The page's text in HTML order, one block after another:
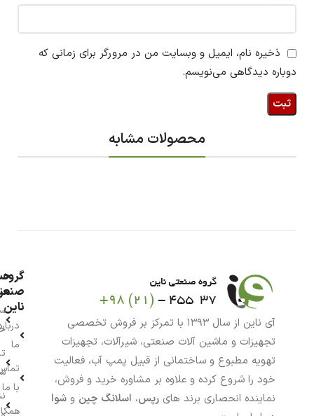
ذخیره نام، ایمیل و وبسایت من در مرورگر برای زمانی که
دوباره دیدگاهی می‌نویسم.
محصولات مشابه
آی ناین از سال ۱۳۹۳ با تمرکز بر فروش تخصصی
تجهیزات و ماشین آلات صنعتی، شیرآلات، تجهیزات
تهویه مطبوع و ساختمانی از قبیل پمپ آب، فعالیت
خود را شروع کرده و علاوه بر مشاوره خرید و فروش،
نماینده انحصاری برند های رپس، اسلانگ چین و شوا
گروه
ناین
ما
با ما